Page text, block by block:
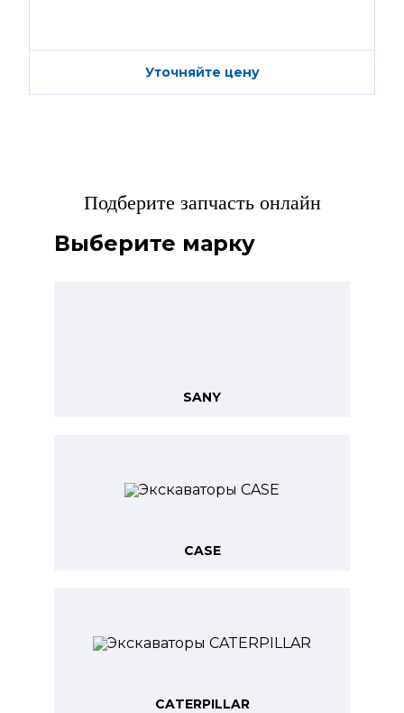
Уточняйте цену
Подберите запчасть онлайн
Выберите марку
SANY
CASE
CATERPILLAR